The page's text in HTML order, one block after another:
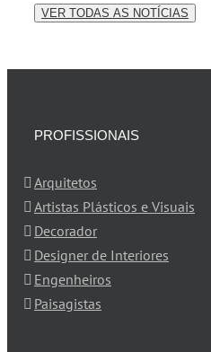
VER TODAS AS NOTÍCIAS
PROFISSIONAIS
Arquitetos
Artistas Plásticos e Visuais
Decorador
Designer de Interiores
Engenheiros
Paisagistas